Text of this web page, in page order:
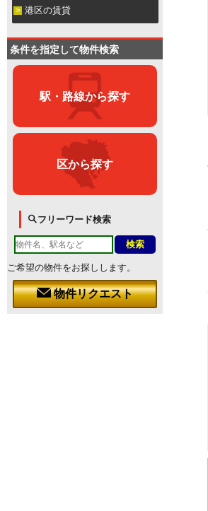
港区の賃貸
条件を指定して物件検索
駅・路線から探す
区から探す
フリーワード検索
ご希望の物件をお探しします。
物件リクエスト